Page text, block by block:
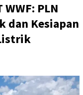
PLN
dan Kesiapan